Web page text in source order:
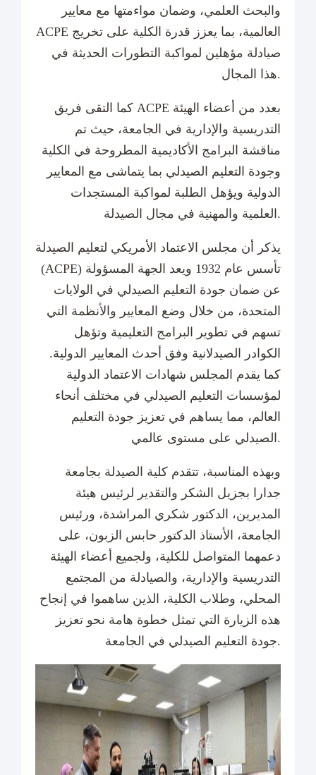
والبحث العلمي، وضمان مواءمتها مع معايير
ACPE العالمية، بما يعزز قدرة الكلية على تخريج
صيادلة مؤهلين لمواكبة التطورات الحديثة في
هذا المجال.
كما التقى فريق ACPE بعدد من أعضاء الهيئة
التدريسية والإدارية في الجامعة، حيث تم
مناقشة البرامج الأكاديمية المطروحة في الكلية
وجودة التعليم الصيدلي بما يتماشى مع المعايير
الدولية ويؤهل الطلبة لمواكبة المستجدات
العلمية والمهنية في مجال الصيدلة.
يذكر أن مجلس الاعتماد الأمريكي لتعليم الصيدلة
(ACPE) تأسس عام 1932 ويعد الجهة المسؤولة
عن ضمان جودة التعليم الصيدلي في الولايات
المتحدة، من خلال وضع المعايير والأنظمة التي
تسهم في تطوير البرامج التعليمية وتؤهل
الكوادر الصيدلانية وفق أحدث المعايير الدولية.
كما يقدم المجلس شهادات الاعتماد الدولية
لمؤسسات التعليم الصيدلي في مختلف أنحاء
العالم، مما يساهم في تعزيز جودة التعليم
الصيدلي على مستوى عالمي.
وبهذه المناسبة، تتقدم كلية الصيدلة بجامعة
جدارا بجزيل الشكر والتقدير لرئيس هيئة
المديرين، الدكتور شكري المراشدة، ورئيس
الجامعة، الأستاذ الدكتور حابس الزبون، على
دعمهما المتواصل للكلية، ولجميع أعضاء الهيئة
التدريسية والإدارية، والصيادلة من المجتمع
المحلي، وطلاب الكلية، الذين ساهموا في إنجاح
هذه الزيارة التي تمثل خطوة هامة نحو تعزيز
جودة التعليم الصيدلي في الجامعة.